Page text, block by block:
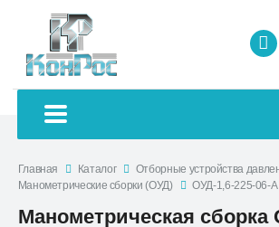
Главная Каталог
Отборные устройства
Манометрические сборки (ОУД)
ОУД-1,6-225-06-А
Манометрическая сборка